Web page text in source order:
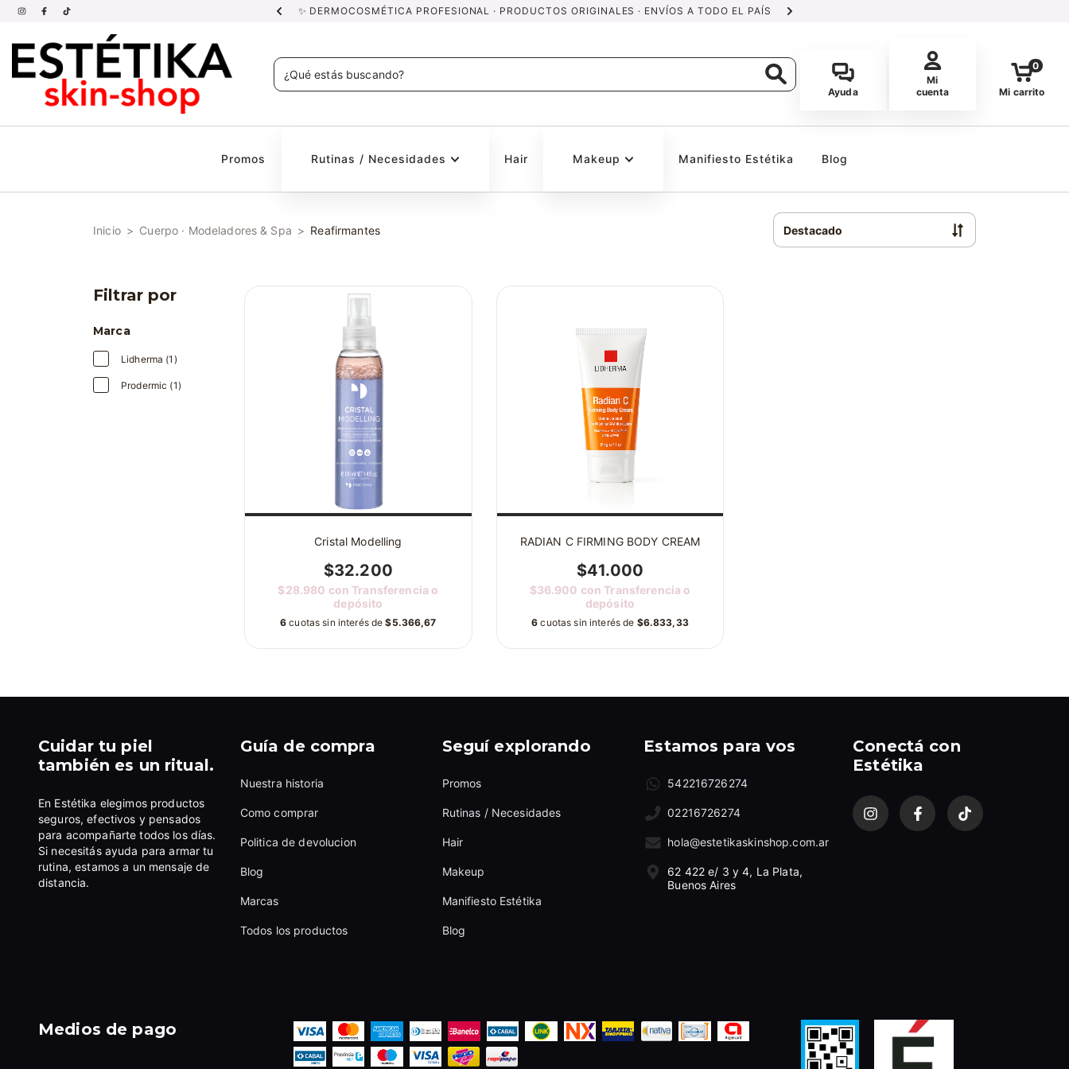
POR PROFESIONALES. ✨ DERMOCOSMÉTICA PROFESIONAL · PRODUCTOS ORIGINALES · ENVÍOS A TODO EL PAÍS
Ayuda
Mi
cuenta
Mi carrito
0
Promos Rutinas / Necesidades Hair Makeup Manifiesto Estétika Blog
Inicio > Cuerpo · Modeladores & Spa > Reafirmantes
Filtrar por
Marca
Lidherma (1)
Prodermic (1)
Cristal Modelling
$32.200
$28.980 con Transferencia o
depósito
6 cuotas sin interés de$5.366,67
RADIAN C FIRMING BODY CREAM
$41.000
$36.900 con Transferencia o
depósito
6 cuotas sin interés de $6.833,33
Cuidar tu piel
también es un ritual.
En Estétika elegimos productos
seguros, efectivos y pensados
para acompañarte todos los días.
Si necesitás ayuda para armar tu
rutina, estamos a un mensaje de
distancia.
Guía de compra
Nuestra historia
Como comprar
Politica de devolucion
Blog
Marcas
Todos los productos
Seguí explorando
Promos
Rutinas / Necesidades
Hair
Makeup
Manifiesto Estétika
Blog
Estamos para vos
542216726274
02216726274
hola@estetikaskinshop.com.ar
62 422 e/ 3 y 4, La Plata,
Buenos Aires
Conectá con
Estétika
Medios de pago